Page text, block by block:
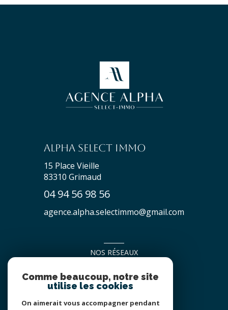
Alpha Select Immo
15 Place Vieille
83310 Grimaud
04 94 56 98 56
agence.alpha.selectimmo@gmail.com
NOS RÉSEAUX
NOUS SUIVRE
Comme beaucoup, notre site
utilise les cookies
On aimerait vous accompagner pendant